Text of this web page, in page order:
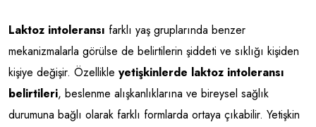
Laktoz intoleransı farklı yaş gruplarında benzer
mekanizmalarla görülse de belirtilerin şiddeti ve sıklığı kişiden
kişiye değişir. Özellikle yetişkinlerde laktoz intoleransı
belirtileri, beslenme alışkanlıklarına ve bireysel sağlık
durumuna bağlı olarak farklı formlarda ortaya çıkabilir. Yetişkin